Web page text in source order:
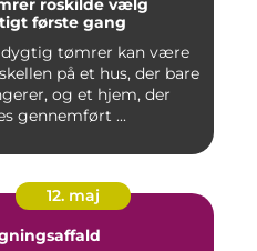
roskilde vælg
første gang
dygtig tømrer kan være
på et hus, der bare
og et hjem, der
gennemført ...
12. maj